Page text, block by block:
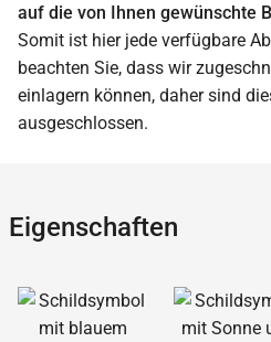
auf die von Ihnen gewünschte
Somit ist hier jede verfügbare
beachten Sie, dass wir
einlagern können, daher sind
ausgeschlossen.
Eigenschaften